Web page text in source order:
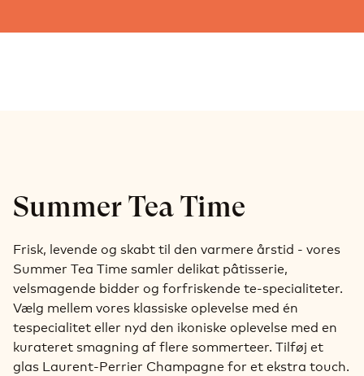
Summer Tea Time
Frisk, levende og skabt til den varmere årstid - vores
Summer Tea Time samler delikat pâtisserie,
velsmagende bidder og forfriskende te-specialiteter.
Vælg mellem vores klassiske oplevelse med én
tespecialitet eller nyd den ikoniske oplevelse med en
kurateret smagning af flere sommerteer. Tilføj et
glas Laurent-Perrier Champagne for et ekstra touch.